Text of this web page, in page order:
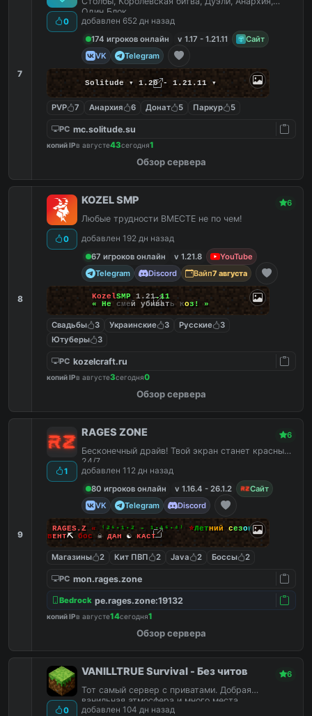
7
0
Один Блок
добавлен 652 дн назад
174 игроков онлайн
v 1.17 - 1.21.11
Сайт
VK
Telegram
Solitude ▾ 1.20 - 1.21.11 ▾
PVP 7 Анархия 6 Донат 5 Паркур 5
PC mc.solitude.su
копий IPв августе43сегодня1
Обзор сервера
8
0
KOZEL SMP 6
Любые трудности ВМЕСТЕ не по чем!
добавлен 192 дн назад
67 игроков онлайн
v 1.21.8
YouTube
Telegram
Discord Вайп7 августа
KozelSMP 1 .21.11
«
Не смей убивать коз! »
Свадьбы 3 Украинские 3 Русские
3
Ютуберы
3
PC kozelcraft.ru
копий IPв августе3сегодня0
Обзор сервера
9
1
RAGES ZONE 6
Бесконечный драйв! Твой экран станет красным!
24/7
добавлен 112 дн назад
80 игроков онлайн
v 1.16.4 - 26.1.2
Сайт
VK
Telegram Discord
RAGES. Z « ⁽²⁶⋅¹⋅² - ¹⋅¹⁶⋅⁴⁾ ⭐Летний сезон⭐
ʙᴇнᴛ⛏ боᴄ☠ дᴀн ☯ ᴋᴀᴄᴛ
Магазины 2 Кит ПВП 2 Java 2 Боссы 2
PC mon.rages.zone
Bedrock pe.rages.zone:19132
копий IPв августе14сегодня1
Обзор сервера
0
VANILLTRUE Survival - Без читов 6
Тот самый сервер с приватами. Добрая
ванильная атмосфера и много места.
добавлен 104 дн назад